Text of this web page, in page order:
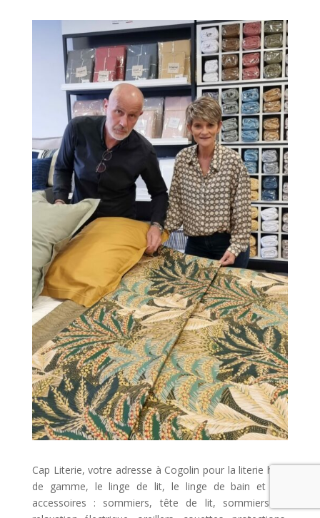
Cap Literie, votre adresse à Cogolin pour la literie haut
de gamme, le linge de lit, le linge de bain et ses
accessoires : sommiers, tête de lit, sommiers de